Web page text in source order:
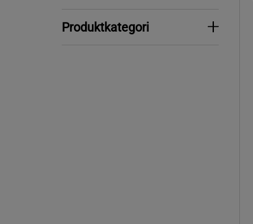
ProduktkategoriProduktkategori